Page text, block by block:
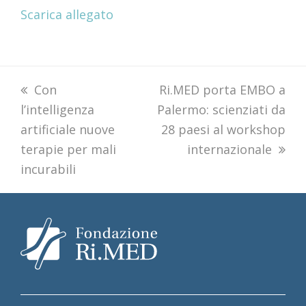
Scarica allegato
previous
post:
Con
l’intelligenza
artificiale nuove
terapie per mali
incurabili
next
post:
Ri.MED porta EMBO a
Palermo: scienziati da
28 paesi al workshop
internazionale